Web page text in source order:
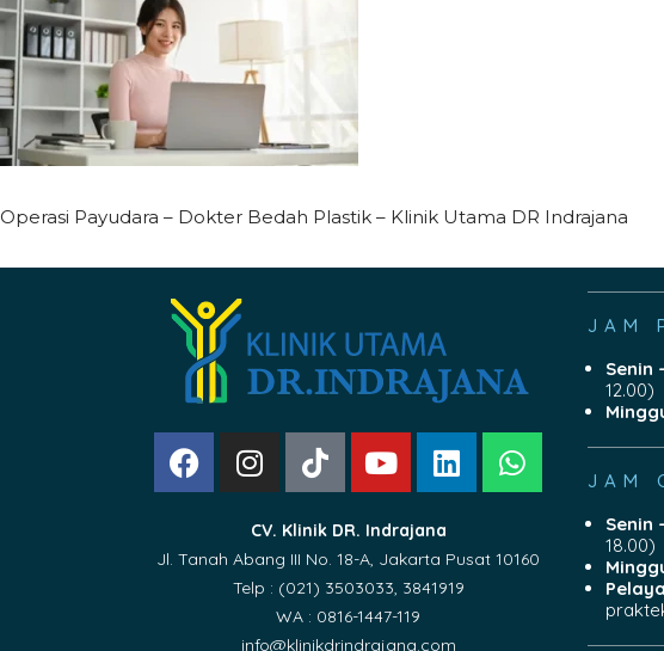
Operasi Payudara – Dokter Bedah Plastik – Klinik Utama DR Indrajana
CV. Klinik DR. Indrajana
Jl. Tanah Abang III No. 18-A, Jakarta Pusat 10160
Telp : (021) 3503033, 3841919
WA : 0816-1447-119
info@klinikdrindrajana.com
JAM
Senin
12.00)
JAM
Senin
18.00)